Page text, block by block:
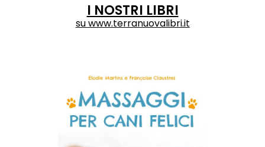
I NOSTRI LIBRI
suwww.terranuovalibri.it